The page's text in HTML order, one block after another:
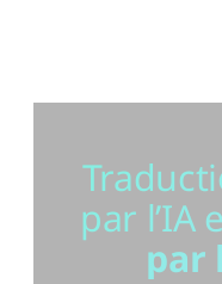
par l’IA
par